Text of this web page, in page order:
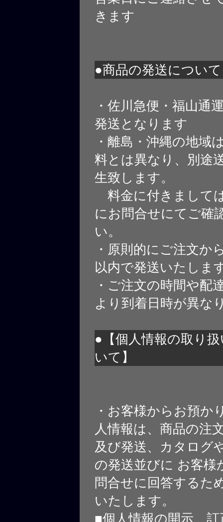
きます
●商品の発送について
・佐川急便・福山通
発送となります
・離島・沖縄の地域
料とは異なり、別途
生致します。
料金に付きまして
にお問合せにてご確
い。
・原則的にご注文か
以内で発送いたしま
・ご注文の時間や配
より到着日時が異な
●【個人情報の取り
いて】
・お客様からお預か
人情報は、商品の注
及び発送、カタログ
の発送並びに お客様
問合せに回答するた
いたします。
■個人情報の開示、